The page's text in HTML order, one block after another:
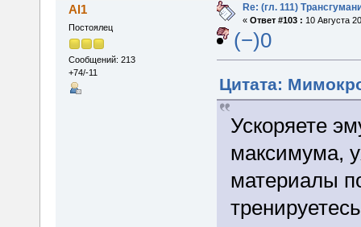
Al1
Постоялец
Сообщений: 213
+74/-11
Re: (гл. 111)
« Ответ #103 : 10 Августа
(−)0
Цитата:
Ускоряете
максимума,
материалы